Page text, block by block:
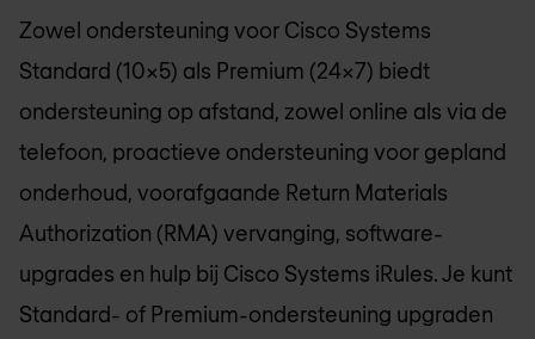
Zowel ondersteuning voor Cisco Systems
Standard (10x5) als Premium (24x7) biedt
ondersteuning op afstand, zowel online als via de
telefoon, proactieve ondersteuning voor gepland
onderhoud, voorafgaande Return Materials
Authorization (RMA) vervanging, software-
upgrades en hulp bij Cisco Systems iRules. Je kunt
Standard- of Premium-ondersteuning upgraden